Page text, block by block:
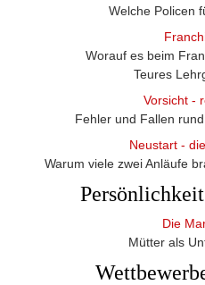
Welche Policen
Worauf es beim
Teures
Vorsicht -
Fehler und Fallen
Neustart -
Warum viele zwei Anläufe
Die
Mütter als